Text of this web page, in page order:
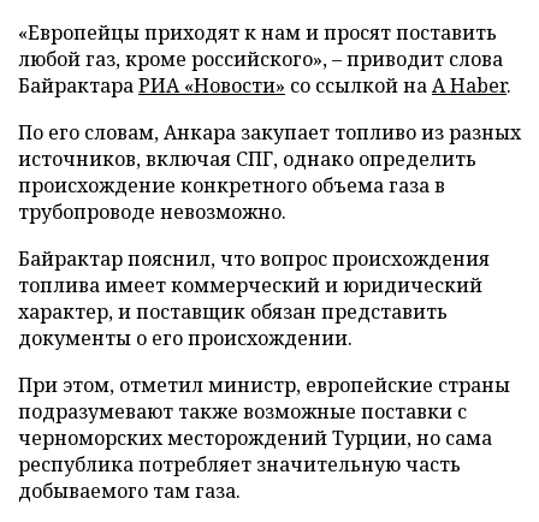
«Европейцы приходят к нам и просят поставить
любой газ, кроме российского», – приводит слова
БайрактараРИА «Новости» со ссылкой наA Haber.
По его словам, Анкара закупает топливо из разных
источников, включая СПГ, однако определить
происхождение конкретного объема газа в
трубопроводе невозможно.
Байрактар пояснил, что вопрос происхождения
топлива имеет коммерческий и юридический
характер, и поставщик обязан представить
документы о его происхождении.
При этом, отметил министр, европейские страны
подразумевают также возможные поставки с
черноморских месторождений Турции, но сама
республика потребляет значительную часть
добываемого там газа.